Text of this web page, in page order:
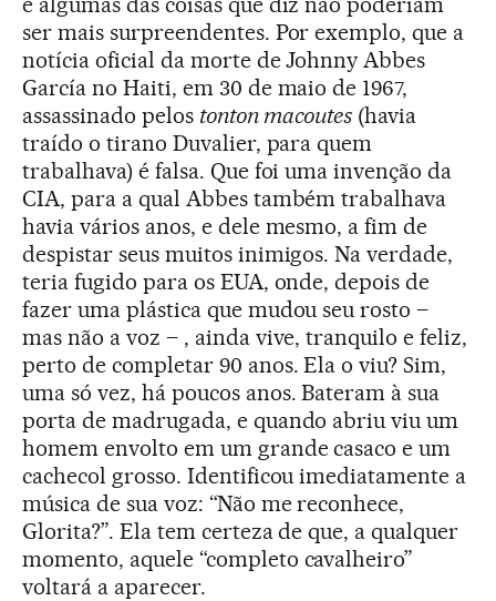
ser mais surpreendentes. Por exemplo, que a
notícia oficial da morte de Johnny Abbes
García no Haiti, em 30 de maio de 1967,
assassinado pelos tonton macoutes (havia
traído o tirano Duvalier, para quem
trabalhava) é falsa. Que foi uma invenção da
CIA, para a qual Abbes também trabalhava
havia vários anos, e dele mesmo, a fim de
despistar seus muitos inimigos. Na verdade,
teria fugido para os EUA, onde, depois de
fazer uma plástica que mudou seu rosto –
mas não a voz – , ainda vive, tranquilo e feliz,
perto de completar 90 anos. Ela o viu? Sim,
uma só vez, há poucos anos. Bateram à sua
porta de madrugada, e quando abriu viu um
homem envolto em um grande casaco e um
cachecol grosso. Identificou imediatamente a
música de sua voz: “Não me reconhece,
Glorita?”. Ela tem certeza de que, a qualquer
momento, aquele “completo cavalheiro”
voltará a aparecer.